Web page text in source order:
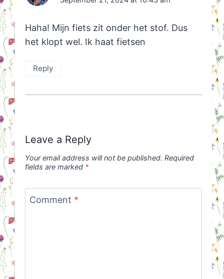
Haha! Mijn fiets zit onder het stof. Dus
het klopt wel. Ik haat fietsen
Reply
Leave a Reply
Your email address will not be published. Required
fields are marked *
Comment *